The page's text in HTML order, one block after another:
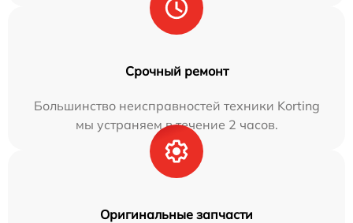
Срочный ремонт
Большинство неисправностей техники Korting
мы устраняем в течение 2 часов.
Оригинальные запчасти